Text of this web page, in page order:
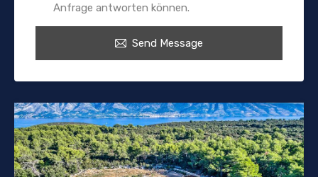
Anfrage antworten können.
Send Message